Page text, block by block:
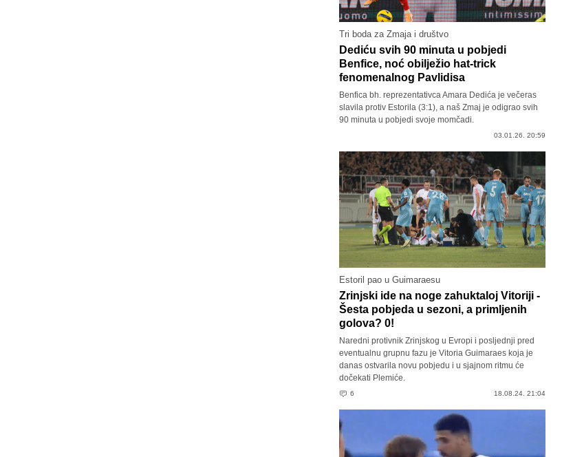
Tri boda za Zmaja i društvo
Dediću svih 90 minuta u pobjedi
Benfice, noć obilježio hat-trick
fenomenalnog Pavlidisa
Benfica bh. reprezentativca Amara Dedića je večeras
slavila protiv Estorila (3:1), a naš Zmaj je odigrao svih
90 minuta u pobjedi svoje momčadi.
03.01.26. 20:59
Estoril pao u Guimaraesu
Zrinjski ide na noge zahuktaloj Vitoriji -
Šesta pobjeda u sezoni, a primljenih
golova? 0!
Naredni protivnik Zrinjskog u Evropi i posljednji pred
eventualnu grupnu fazu je Vitoria Guimaraes koja je
danas ostvarila novu pobjedu i u sjajnom ritmu će
dočekati Plemiće.
6 18.08.24. 21:04